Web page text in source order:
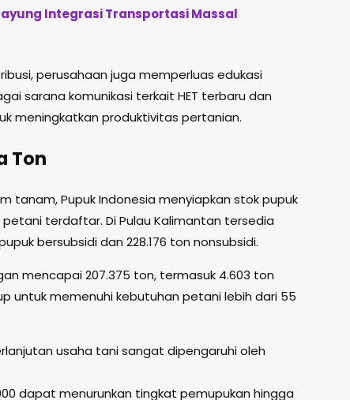
Integrasi Transportasi Massal
perusahaan juga memperluas edukasi
sarana komunikasi terkait HET terbaru dan
meningkatkan produktivitas pertanian.
Ton
tanam, Pupuk Indonesia menyiapkan stok pupuk
terdaftar. Di Pulau Kalimantan tersedia
bersubsidi dan 228.176 ton nonsubsidi.
mencapai 207.375 ton, termasuk 4.603 ton
untuk memenuhi kebutuhan petani lebih dari 55
usaha tani sangat dipengaruhi oleh
dapat menurunkan tingkat pemupukan hingga